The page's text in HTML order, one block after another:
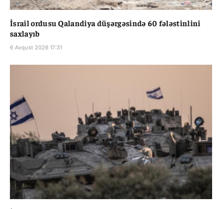
İsrail ordusu Qalandiya düşərgəsində 60 fələstinlini
saxlayıb
6 Avqust 2026 17:31